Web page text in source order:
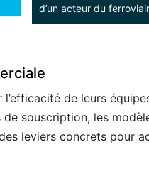
d’un acteur du
de leurs
souscription, les
leviers concrets pour